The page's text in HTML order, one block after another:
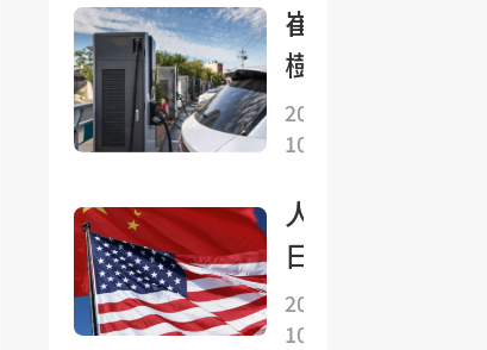
日韓
股市
漲超
2%
均創
新
高，
銅、
崔東
樹：
新能
源車
里程
總體
持續
2025-
10-27
人民
日報
鐘
聲：
2025-
10-27